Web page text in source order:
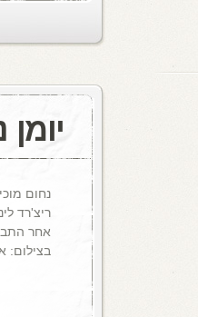
יומן
נחום
בצילום: